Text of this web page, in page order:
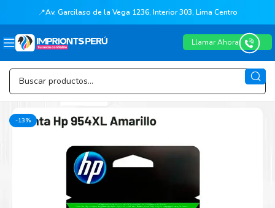
📍Av. Garcilaso de la Vega 1236, Interior 303, Lima Centro
Llamar Ahora
-13%